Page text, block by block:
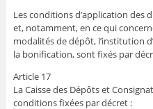
Les conditions d’application des
et, notamment, en ce qui
modalités de dépôt, l’institution
la bonification, sont fixés par
Article 17
La Caisse des Dépôts et
conditions fixées par décret :